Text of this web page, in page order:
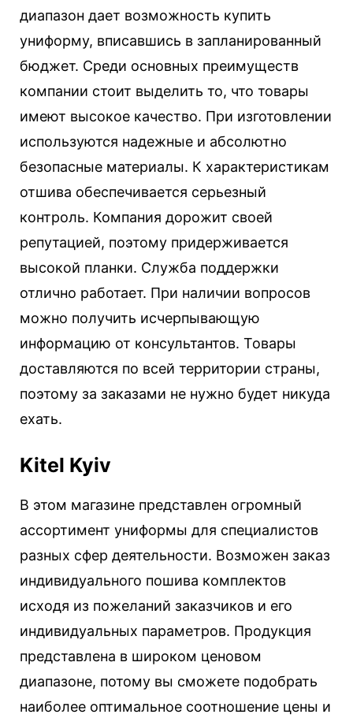
диапазон дает возможность купить
униформу, вписавшись в запланированный
бюджет. Среди основных преимуществ
компании стоит выделить то, что товары
имеют высокое качество. При изготовлении
используются надежные и абсолютно
безопасные материалы. К характеристикам
отшива обеспечивается серьезный
контроль. Компания дорожит своей
репутацией, поэтому придерживается
высокой планки. Служба поддержки
отлично работает. При наличии вопросов
можно получить исчерпывающую
информацию от консультантов. Товары
доставляются по всей территории страны,
поэтому за заказами не нужно будет никуда
ехать.
Kitel Kyiv
В этом магазине представлен огромный
ассортимент униформы для специалистов
разных сфер деятельности. Возможен заказ
индивидуального пошива комплектов
исходя из пожеланий заказчиков и его
индивидуальных параметров. Продукция
представлена в широком ценовом
диапазоне, потому вы сможете подобрать
наиболее оптимальное соотношение цены и